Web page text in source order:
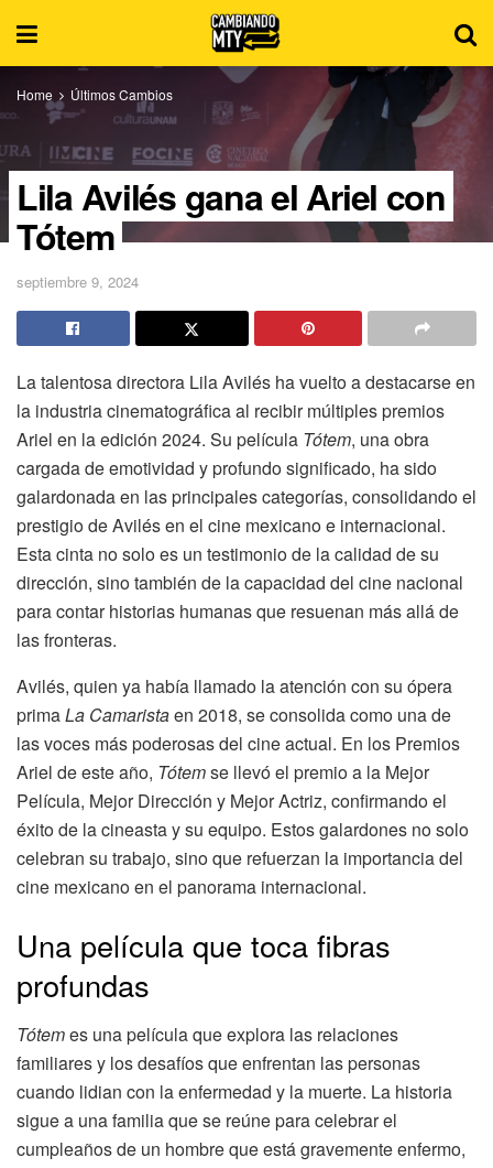
Home Últimos Cambios
Lila Avilés gana el Ariel con
Tótem
septiembre 9, 2024
La talentosa directora Lila Avilés ha vuelto a destacarse en
la industria cinematográfica al recibir múltiples premios
Ariel en la edición 2024. Su película Tótem, una obra
cargada de emotividad y profundo significado, ha sido
galardonada en las principales categorías, consolidando el
prestigio de Avilés en el cine mexicano e internacional.
Esta cinta no solo es un testimonio de la calidad de su
dirección, sino también de la capacidad del cine nacional
para contar historias humanas que resuenan más allá de
las fronteras.
Avilés, quien ya había llamado la atención con su ópera
primaLa Camaristaen 2018, se consolida como una de
las voces más poderosas del cine actual. En los Premios
Ariel de este año, Tótemse llevó el premio a la Mejor
Película, Mejor Dirección y Mejor Actriz, confirmando el
éxito de la cineasta y su equipo. Estos galardones no solo
celebran su trabajo, sino que refuerzan la importancia del
cine mexicano en el panorama internacional.
Una película que toca fibras
profundas
Tótemes una película que explora las relaciones
familiares y los desafíos que enfrentan las personas
cuando lidian con la enfermedad y la muerte. La historia
sigue a una familia que se reúne para celebrar el
cumpleaños de un hombre que está gravemente enfermo,